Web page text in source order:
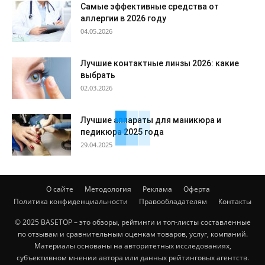
Самые эффективные средства от
аллергии в 2026 году
04.05.2026
Лучшие контактные линзы 2026: какие
выбрать
02.03.2026
Лучшие аппараты для маникюра и
педикюра 2025 года
29.04.2025
О сайте Методология Реклама
Оферта
Политика конфиденциальности
Правообладателям Контакты
© 2025 BASETOP – это обзоры, рейтинги и топ-листы составленные
по отзывам и сравнительным оценкам товаров, услуг, компаний.
Материалы основаны на авторитетных исследованиях,
субъективном мнении автора или данных рейтинговых агентств.